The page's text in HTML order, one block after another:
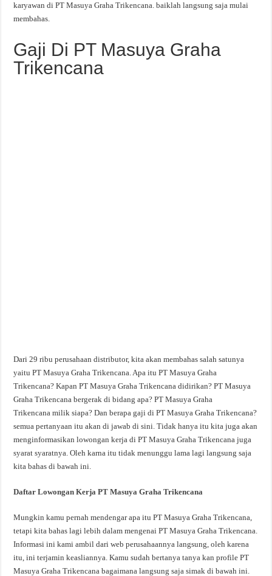
karyawan di PT Masuya Graha Trikencana. baiklah langsung saja mulai
membahas.
Gaji Di PT Masuya Graha
Trikencana
Dari 29 ribu perusahaan distributor, kita akan membahas salah satunya
yaitu PT Masuya Graha Trikencana. Apa itu PT Masuya Graha
Trikencana? Kapan PT Masuya Graha Trikencana didirikan? PT Masuya
Graha Trikencana bergerak di bidang apa? PT Masuya Graha
Trikencana milik siapa? Dan berapa gaji di PT Masuya Graha Trikencana?
semua pertanyaan itu akan di jawab di sini. Tidak hanya itu kita juga akan
menginformasikan lowongan kerja di PT Masuya Graha Trikencana juga
syarat syaratnya. Oleh karna itu tidak menunggu lama lagi langsung saja
kita bahas di bawah ini.
Daftar Lowongan Kerja PT Masuya Graha Trikencana
Mungkin kamu pernah mendengar apa itu PT Masuya Graha Trikencana,
tetapi kita bahas lagi lebih dalam mengenai PT Masuya Graha Trikencana.
Informasi ini kami ambil dari web perusahaannya langsung, oleh karena
itu, ini terjamin keasliannya. Kamu sudah bertanya tanya kan profile PT
Masuya Graha Trikencana bagaimana langsung saja simak di bawah ini.